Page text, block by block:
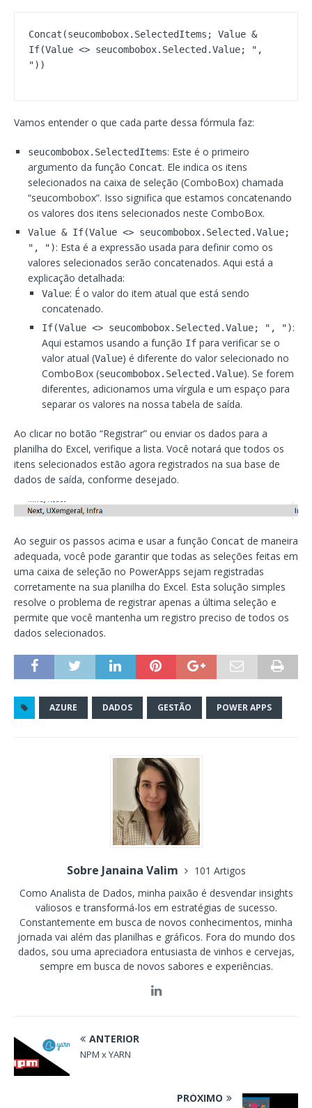
Concat(seucombobox.SelectedItems; Value &
If(Value <> seucombobox.Selected.Value; ",
Vamos entender o que cada parte dessa fórmula faz:
seucombobox.SelectedItems: Este é o primeiro
argumento da função Concat. Ele indica os itens
selecionados na caixa de seleção (ComboBox) chamada
“seucombobox”. Isso significa que estamos concatenando
os valores dos itens selecionados neste ComboBox.
Value & If(Value <> seucombobox.Selected.Value;
", "): Esta é a expressão usada para definir como os
valores selecionados serão concatenados. Aqui está a
explicação detalhada:
Value: É o valor do item atual que está sendo
concatenado.
If(Value <> seucombobox.Selected.Value; ", "):
Aqui estamos usando a função If para verificar se o
valor atual (Value) é diferente do valor selecionado no
ComboBox (seucombobox.Selected.Value). Se forem
diferentes, adicionamos uma vírgula e um espaço para
separar os valores na nossa tabela de saída.
Ao clicar no botão “Registrar” ou enviar os dados para a
planilha do Excel, verifique a lista. Você notará que todos os
itens selecionados estão agora registrados na sua base de
dados de saída, conforme desejado.
Ao seguir os passos acima e usar a função Concat de maneira
adequada, você pode garantir que todas as seleções feitas em
uma caixa de seleção no PowerApps sejam registradas
corretamente na sua planilha do Excel. Esta solução simples
resolve o problema de registrar apenas a última seleção e
permite que você mantenha um registro preciso de todos os
dados selecionados.
AZURE DADOS GESTÃO POWER APPS
Sobre Janaina Valim
101 Artigos
Como Analista de Dados, minha paixão é desvendar insights
valiosos e transformá-los em estratégias de sucesso.
Constantemente em busca de novos conhecimentos, minha
jornada vai além das planilhas e gráficos. Fora do mundo dos
dados, sou uma apreciadora entusiasta de vinhos e cervejas,
sempre em busca de novos sabores e experiências.
ANTERIOR
NPM x YARN
PRÓXIMO